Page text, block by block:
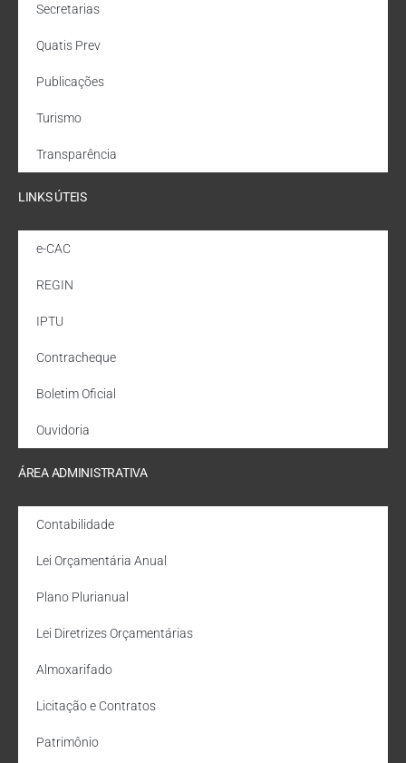
Secretarias
Quatis Prev
Publicações
Turismo
Transparência
LINKS ÚTEIS
e-CAC
REGIN
IPTU
Contracheque
Boletim Oficial
Ouvidoria
ÁREA ADMINISTRATIVA
Contabilidade
Lei Orçamentária Anual
Plano Plurianual
Lei Diretrizes Orçamentárias
Almoxarifado
Licitação e Contratos
Patrimônio